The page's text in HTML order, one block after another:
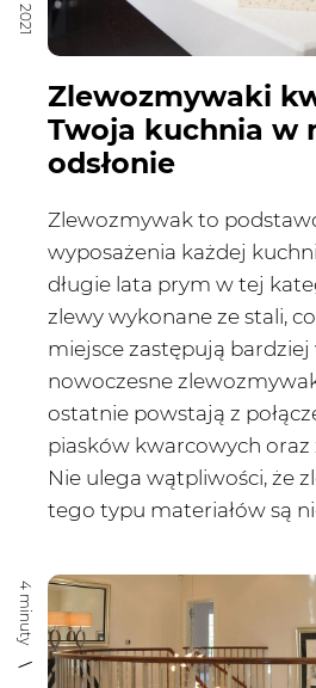
Zlewozmywaki
Twoja kuchnia w
odsłonie
Zlewozmywak to
wyposażenia każdej
długie lata prym w tej
zlewy wykonane ze stali,
miejsce zastępują
nowoczesne
ostatnie powstają z
piasków kwarcowych oraz
Nie ulega wątpliwości, że
tego typu materiałów są
4 minuty